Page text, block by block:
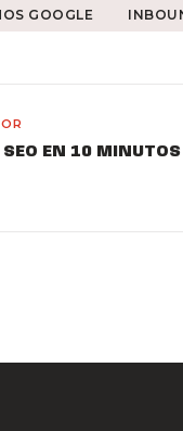
GOOGLE
SEO EN 10 MINUTOS